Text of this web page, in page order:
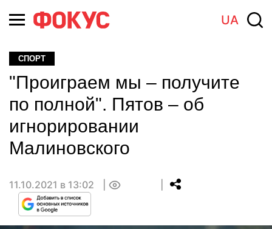
UA
СПОРТ
"Проиграем мы – получите
по полной". Пятов – об
игнорировании
Малиновского
11.10.2021 в 13:02